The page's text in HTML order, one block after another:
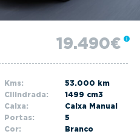
19.490€
Kms:
53.000 km
Cilindrada:
1499 cm3
Caixa:
Caixa Manual
Portas:
5
Cor: Branco